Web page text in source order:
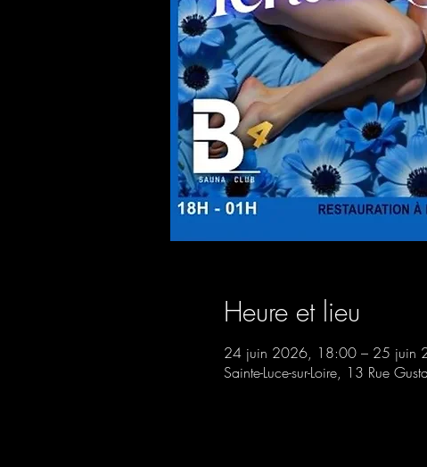
Heure et lieu
24 juin 2026, 18:00 – 25 juin
Sainte-Luce-sur-Loire, 13 Rue